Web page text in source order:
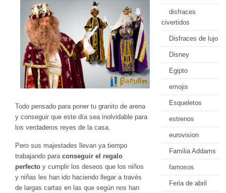
Todo pensado para poner tu granito de arena
y conseguir que este día sea inolvidable para
los verdaderos reyes de la casa.
Pero sus majestades llevan ya tiempo
trabajando para conseguir el regalo
perfecto y cumplir los deseos que los niños
y niñas les han ido haciendo llegar a través
de largas cartas en las que según nos han
disfraces
civertidos
Disfraces de lujo
Disney
Egipto
emojis
Esqueletos
estrenos
eurovision
Familia Addams
famosos
Feria de abril